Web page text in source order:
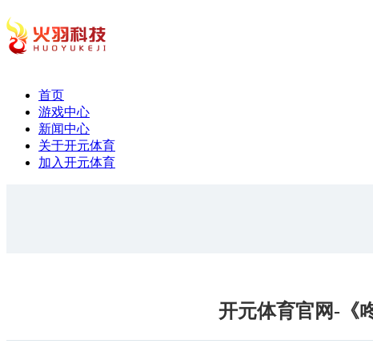
首页
游戏中心
新闻中心
关于开元体育
加入开元体育
开元体育官网-《